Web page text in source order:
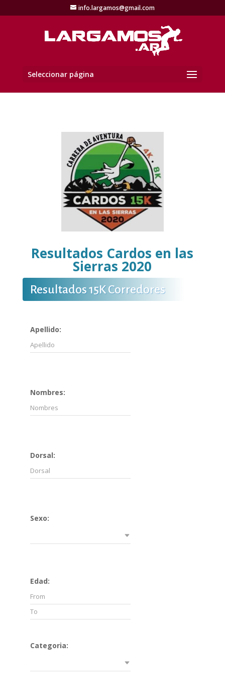
info.largamos@gmail.com
Seleccionar página
Resultados Cardos en las
Sierras 2020
Resultados 15K Corredores
Apellido:
Nombres:
Dorsal:
Sexo:
Edad:
Categoria: